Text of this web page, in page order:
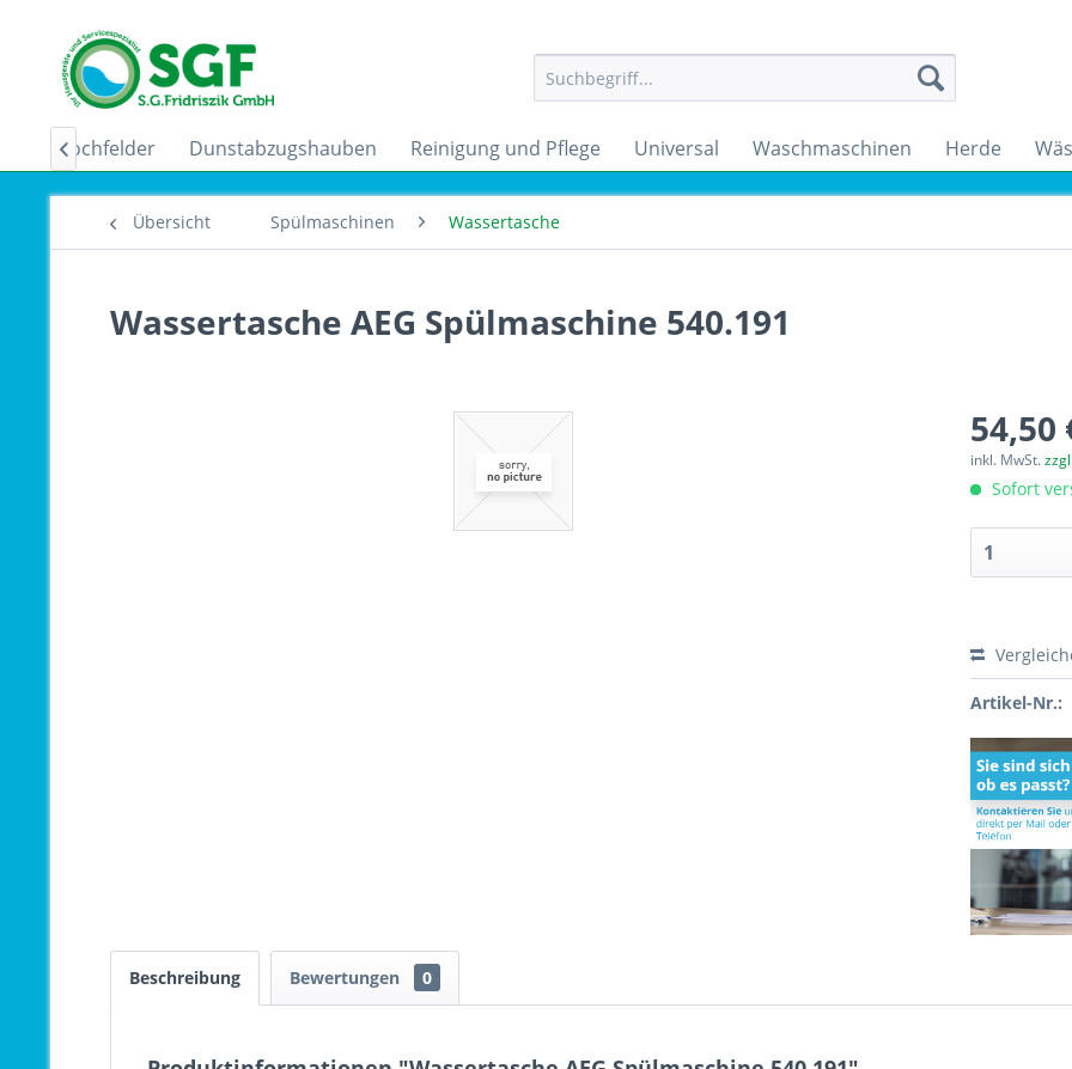
Dunstabzugshauben Reinigung und Pflege Universal Waschmaschinen Herde

Übersicht Spülmaschinen Wassertasche
Wassertasche AEG Spülmaschine 540.191
54,50
inkl. MwSt.
Sofort
Artikel-Nr.:
Beschreibung Bewertungen 0